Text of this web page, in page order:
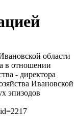
области
в отношении
- директора
Ивановской
эпизодов